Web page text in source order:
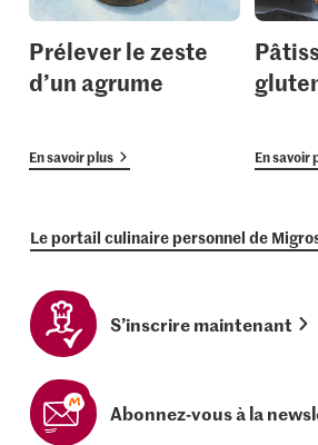
Prélever le zeste
d’un agrume
En savoir plus En savoir
Le portail culinaire personnel de
S’inscrire maintenant
Abonnez-vous à la